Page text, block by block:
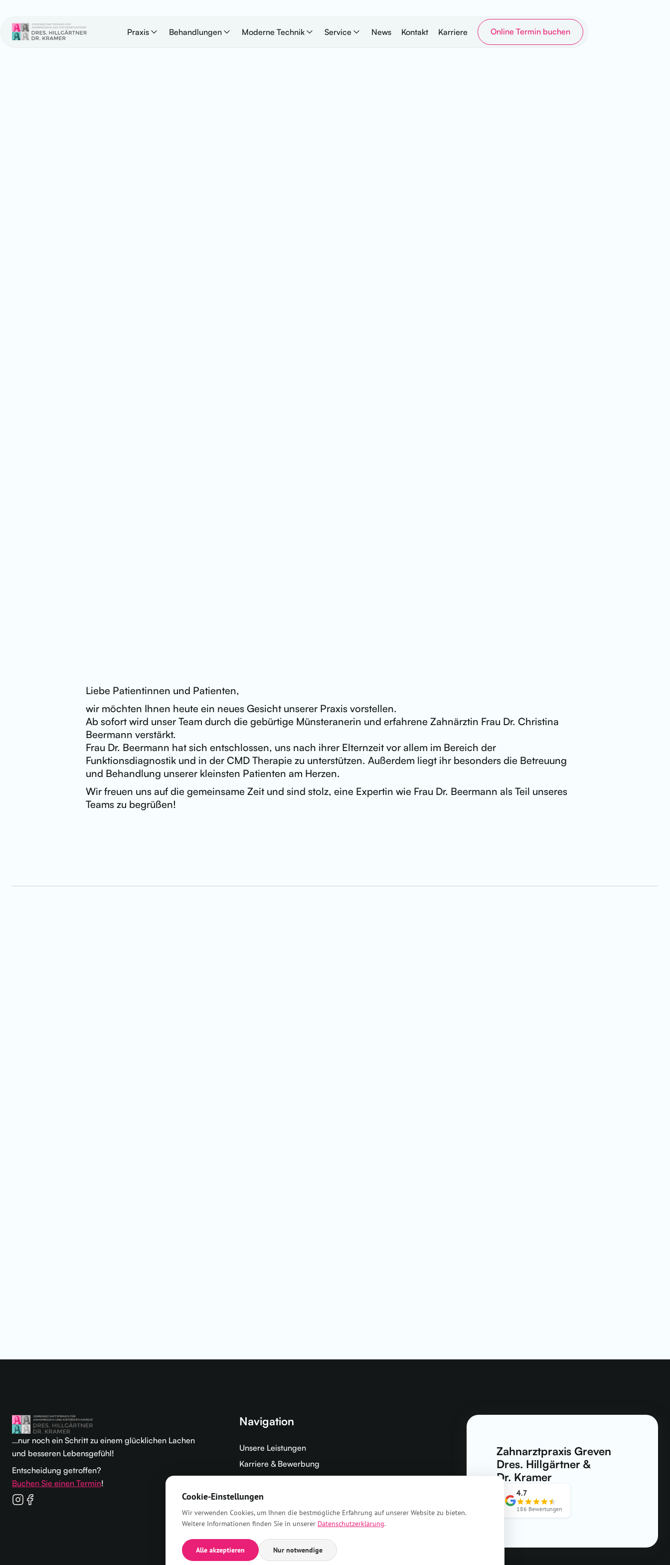
Praxis Behandlungen Moderne Technik Service News Kontakt Karriere Online Termin buchen
Liebe Patientinnen und Patienten,
wir möchten Ihnen heute ein neues Gesicht unserer Praxis vorstellen.
Ab sofort wird unser Team durch die gebürtige Münsteranerin und erfahrene Zahnärztin Frau Dr. Christina
Beermann verstärkt.
Frau Dr. Beermann hat sich entschlossen, uns nach ihrer Elternzeit vor allem im Bereich der
Funktionsdiagnostik und in der CMD Therapie zu unterstützen. Außerdem liegt ihr besonders die Betreuung
und Behandlung unserer kleinsten Patienten am Herzen.
Wir freuen uns auf die gemeinsame Zeit und sind stolz, eine Expertin wie Frau Dr. Beermann als Teil unseres
Teams zu begrüßen!
...nur noch ein Schritt zu einem glücklichen Lachen
und besseren Lebensgefühl!
Entscheidung getroffen?
Buchen Sie einen Termin!
Navigation
Unsere Leistungen
Karriere & Bewerbung
Neuigkeiten aus der Praxis
Datenschutzerklärung
Impressum
Zahnarztpraxis Greven
Dres. Hillgärtner &
Dr. Kramer
4.7
186 Bewertungen
Cookie-Einstellungen
Wir verwenden Cookies, um Ihnen die bestmögliche Erfahrung auf unserer Website zu bieten.
Weitere Informationen finden Sie in unserer Datenschutzerklärung.
Alle akzeptieren Nur notwendige